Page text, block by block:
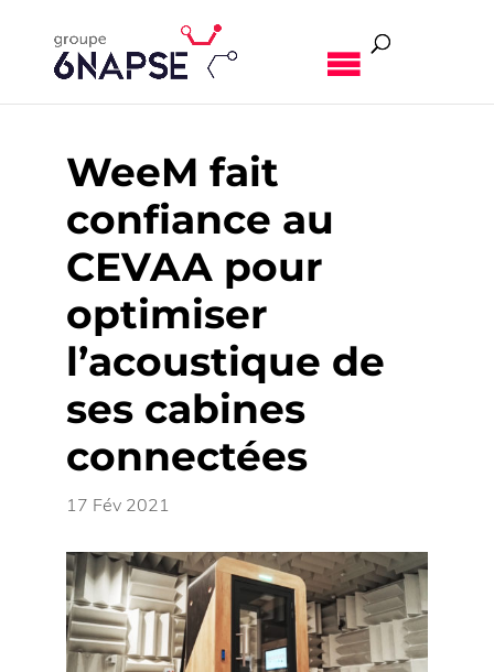
WeeM fait
confiance au
CEVAA pour
optimiser
l’acoustique de
ses cabines
connectées
17 Fév 2021